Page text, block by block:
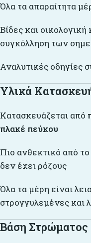
Όλα τα απαραίτητα
Βίδες και
συγκόλληση των
Αναλυτικές οδηγίες
Υλικά
Κατασκευάζεται από
πλακέ πεύκου
Πιο ανθεκτικό από
δεν έχει ρόζους
Όλα τα μέρη είναι
στρογγυλεμένες και
Βάση Στρώματος